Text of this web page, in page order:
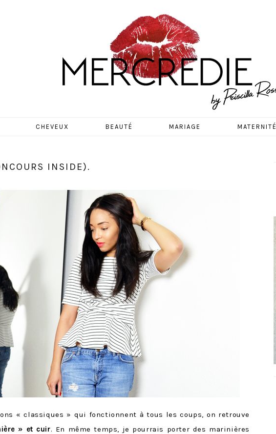
CHEVEUX BEAUTÉ MARIAGE MATERNITÉ
INSIDE).
« classiques » qui fonctionnent à tous les coups, on retrouve
» et cuir. En même temps, je pourrais porter des marinières